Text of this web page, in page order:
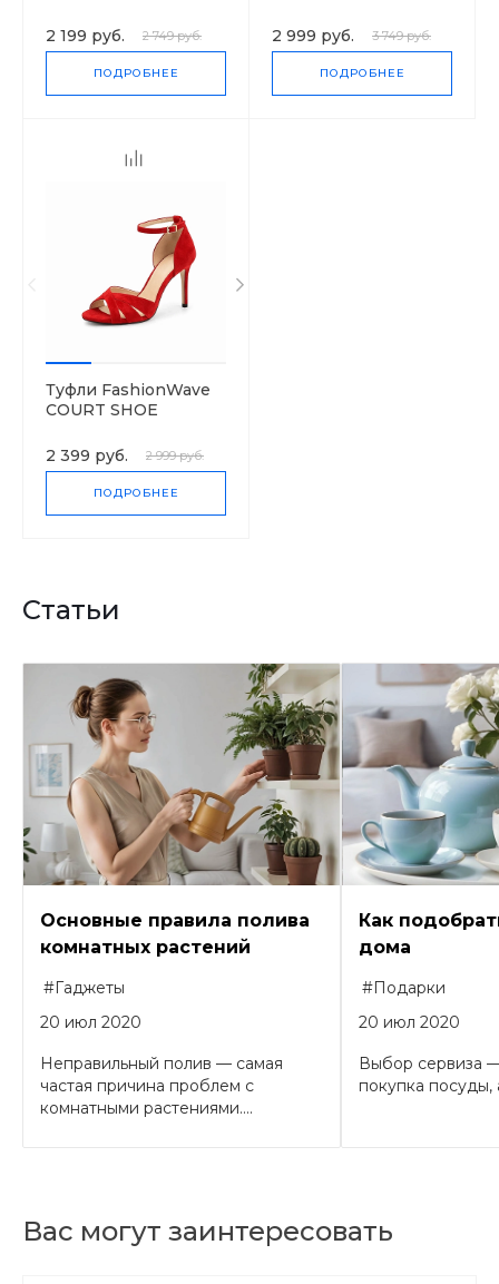
2 199 руб.
2 749 руб.
ПОДРОБНЕЕ
2 999 руб.
3 749 руб.
ПОДРОБНЕЕ
Туфли FashionWave
COURT SHOE
2 399 руб. 2 999 руб.
ПОДРОБНЕЕ
Статьи
Основные правила полива
комнатных растений
#Гаджеты
20 июл 2020
Неправильный полив — самая
частая причина проблем с
комнатными растениями....
Как
дома
#Подарки
20 июл 2020
Выбор сервиза
покупка посуды,
Вас могут заинтересовать